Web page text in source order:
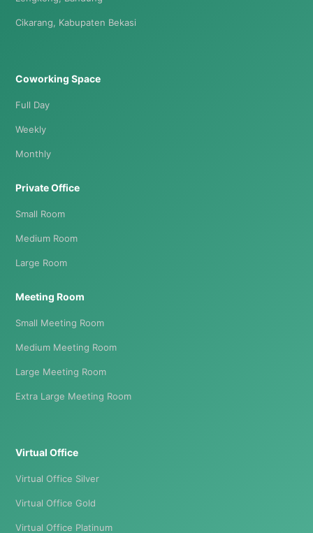
Cikarang, Kabupaten Bekasi
Coworking Space
Full Day
Weekly
Monthly
Private Office
Small Room
Medium Room
Large Room
Meeting Room
Small Meeting Room
Medium Meeting Room
Large Meeting Room
Extra Large Meeting Room
Virtual Office
Virtual Office Silver
Virtual Office Gold
Virtual Office Platinum